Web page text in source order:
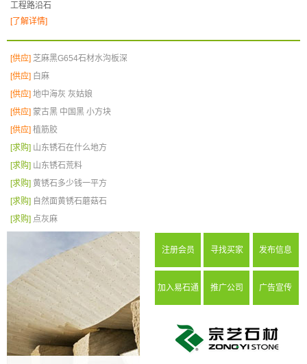
工程路沿石
[了解详情]
[供应] 芝麻黑G654石材水沟板深
[供应] 白麻
[供应] 地中海灰 灰姑娘
[供应] 蒙古黑 中国黑 小方块
[供应] 植筋胶
[求购] 山东锈石在什么地方
[求购] 山东锈石荒料
[求购] 黄锈石多少钱一平方
[求购] 自然面黄锈石蘑菇石
[求购] 点灰麻
注册会员 寻找买家 发布信息
加入易石通 推广公司 广告宣传